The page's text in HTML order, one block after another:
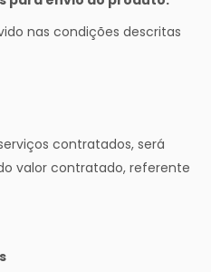
nas condições descritas
contratados, será
valor contratado, referente